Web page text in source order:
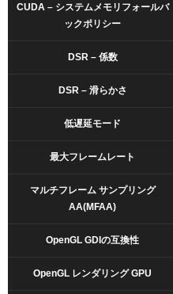
CUDA – システムメモリフォールバ
ックポリシー
DSR – 係数
DSR – 滑らかさ
低遅延モード
最大フレームレート
マルチフレーム サンプリング
AA(MFAA)
OpenGL GDIの互換性
OpenGL レンダリング GPU